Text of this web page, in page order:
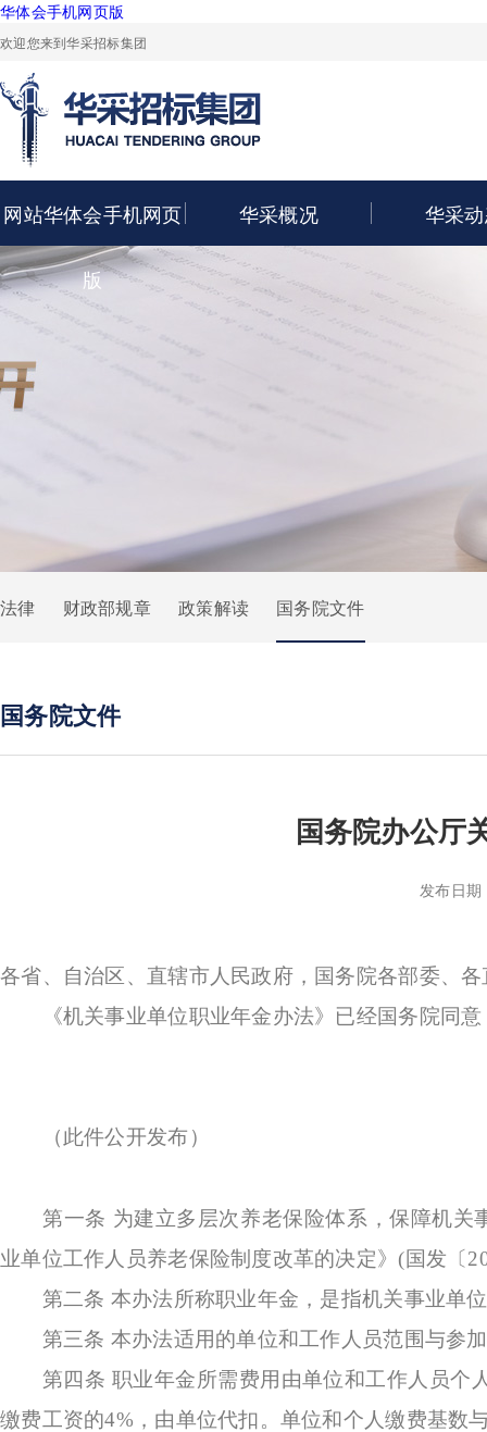
华体会手机网页版
欢迎您来到华采招标集团
网站华体会手机网页
版
华采概况 华采
法律 财政部规章 政策解读 国务院文件
国务院文件
国务院办公厅
发布日
各省、自治区、直辖市人民政府，国务院各部委、
《机关事业单位职业年金办法》已经国务院同意
（此件公开发布）
第一条 为建立多层次养老保险体系，保障机
业单位工作人员养老保险制度改革的决定》(国发〔
第二条 本办法所称职业年金，是指机关事业单
第三条 本办法适用的单位和工作人员范围与参
第四条 职业年金所需费用由单位和工作人员个
缴费工资的4%，由单位代扣。单位和个人缴费基数